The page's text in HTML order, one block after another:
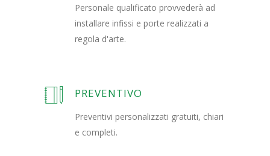
Personale qualificato provvederà ad
installare infissi e porte realizzati a
regola d'arte.
PREVENTIVO
Preventivi personalizzati gratuiti, chiari
e completi.